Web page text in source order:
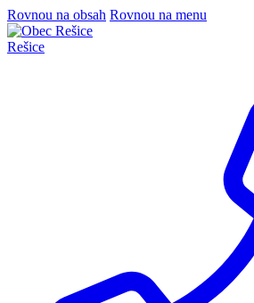
Rovnou na obsah Rovnou na menu
Rešice